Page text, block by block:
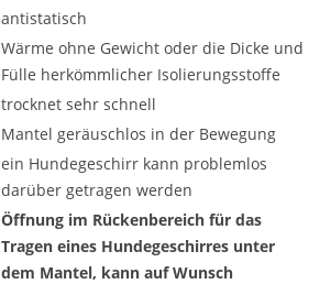
antistatisch
Wärme ohne Gewicht oder die Dicke und
Fülle herkömmlicher Isolierungsstoffe
trocknet sehr schnell
Mantel geräuschlos in der Bewegung
ein Hundegeschirr kann problemlos
darüber getragen werden
Öffnung im Rückenbereich für das
Tragen eines Hundegeschirres unter
dem Mantel, kann auf Wunsch